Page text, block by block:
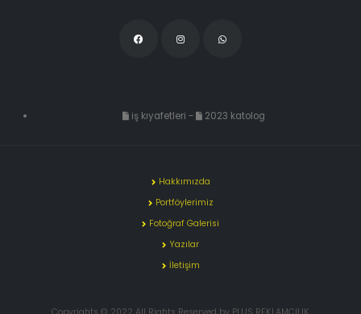
iş kıyafetleri - 2023 katolog
Hakkımızda
Portföylerimiz
Fotoğraf Galerisi
Yazılar
İletişim